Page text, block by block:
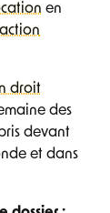
en
droit
des
devant
et dans